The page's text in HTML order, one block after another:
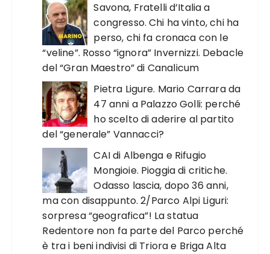
Savona, Fratelli d’Italia a
congresso. Chi ha vinto, chi ha
perso, chi fa cronaca con le
“veline”. Rosso “ignora” Invernizzi. Debacle
del “Gran Maestro” di Canalicum
Pietra Ligure. Mario Carrara da
47 anni a Palazzo Golli: perché
ho scelto di aderire al partito
del “generale” Vannacci?
CAI di Albenga e Rifugio
Mongioie. Pioggia di critiche.
Odasso lascia, dopo 36 anni,
ma con disappunto. 2/Parco Alpi Liguri:
sorpresa “geografica”! La statua
Redentore non fa parte del Parco perché
è tra i beni indivisi di Triora e Briga Alta